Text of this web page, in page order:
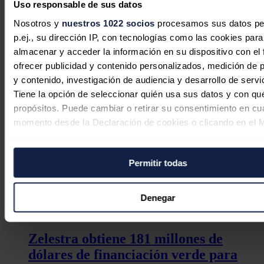
Uso responsable de sus datos
Nosotros y nuestros 1022 socios procesamos sus datos
p.ej., su dirección IP, con tecnologías como las cookies para
almacenar y acceder la información en su dispositivo con el
ofrecer publicidad y contenido personalizados, medición de
y contenido, investigación de audiencia y desarrollo de
Tiene la opción de seleccionar quién usa sus datos y con
propósitos. Puede cambiar o retirar su consentimiento en
momento desde la Declaración de cookies o clicando en el
Si lo permite, también quisiéramos:
Recopilar información sobre su ubicación geográfica
puede tener una precisión de varios metros
Identificar su dispositivo analizándolo activamente
características específicas (huellas digitales)
Obtenga más información sobre cómo se procesan sus
personales y establezca sus preferencias en lasección de
Permitir todas
Denegar
respecta al transporte, Amazon ha encargado 100 000 vehículos de
reparto eléctricos, el mayor pedido de vehículos de reparto eléctricos
de la historia.
Noticias relacionadas
Zelestra obtiene 181 millones de
dólares de financiación verde para